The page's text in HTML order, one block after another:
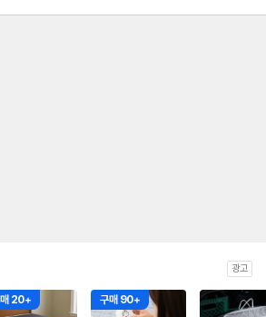
광고
20+ 구매 90+